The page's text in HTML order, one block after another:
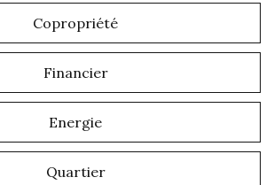
Copropriété
Financier
Energie
Quartier